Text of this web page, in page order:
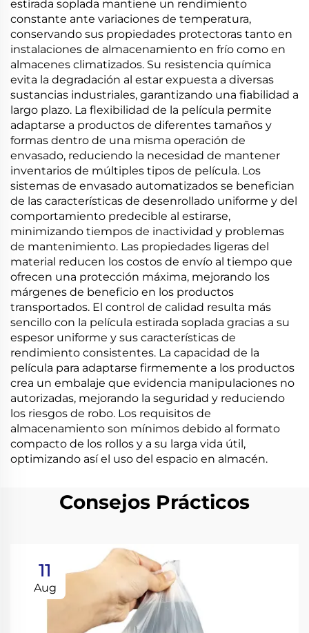
estirada soplada mantiene un rendimiento
constante ante variaciones de temperatura,
conservando sus propiedades protectoras tanto en
instalaciones de almacenamiento en frío como en
almacenes climatizados. Su resistencia química
evita la degradación al estar expuesta a diversas
sustancias industriales, garantizando una fiabilidad a
largo plazo. La flexibilidad de la película permite
adaptarse a productos de diferentes tamaños y
formas dentro de una misma operación de
envasado, reduciendo la necesidad de mantener
inventarios de múltiples tipos de película. Los
sistemas de envasado automatizados se benefician
de las características de desenrollado uniforme y del
comportamiento predecible al estirarse,
minimizando tiempos de inactividad y problemas
de mantenimiento. Las propiedades ligeras del
material reducen los costos de envío al tiempo que
ofrecen una protección máxima, mejorando los
márgenes de beneficio en los productos
transportados. El control de calidad resulta más
sencillo con la película estirada soplada gracias a su
espesor uniforme y sus características de
rendimiento consistentes. La capacidad de la
película para adaptarse firmemente a los productos
crea un embalaje que evidencia manipulaciones no
autorizadas, mejorando la seguridad y reduciendo
los riesgos de robo. Los requisitos de
almacenamiento son mínimos debido al formato
compacto de los rollos y a su larga vida útil,
optimizando así el uso del espacio en almacén.
Consejos Prácticos
11
Aug